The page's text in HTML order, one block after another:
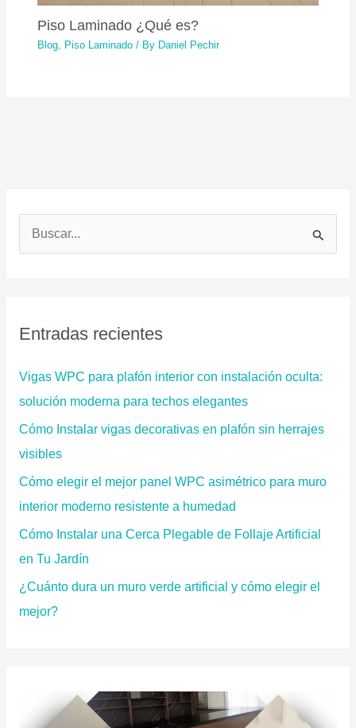
Piso Laminado ¿Qué es?
Blog, Piso Laminado / By Daniel Pechir
u
p
o
r
Entradas recientes
Vigas WPC para plafón interior con instalación oculta:
solución moderna para techos elegantes
Cómo Instalar vigas decorativas en plafón sin herrajes
visibles
Cómo elegir el mejor panel WPC asimétrico para muro
interior moderno resistente a humedad
Cómo Instalar una Cerca Plegable de Follaje Artificial
en Tu Jardín
¿Cuánto dura un muro verde artificial y cómo elegir el
mejor?